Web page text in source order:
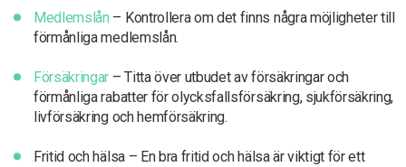
Medlemslån – Kontrollera om det finns några möjligheter till
förmånliga medlemslån.
Försäkringar – Titta över utbudet av försäkringar och
förmånliga rabatter för olycksfallsförsäkring, sjukförsäkring,
livförsäkring och hemförsäkring.
Fritid och hälsa – En bra fritid och hälsa är viktigt för ett